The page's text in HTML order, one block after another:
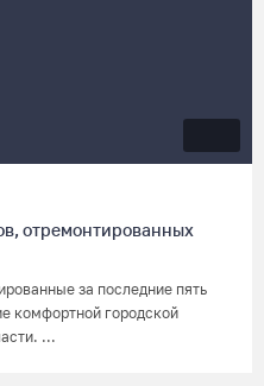
отремонтированных
за последние пять
комфортной городской
...